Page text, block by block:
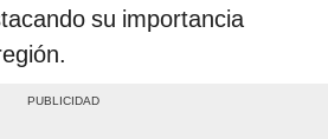
su importancia